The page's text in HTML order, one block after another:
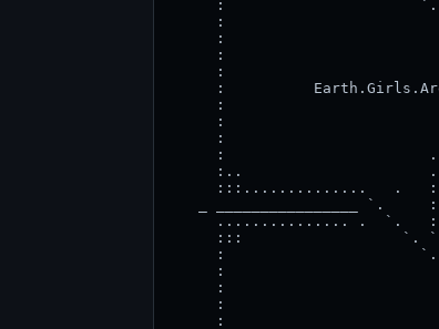
:
:
:
:
:
:
:
:
:
:
:..
:::..............   .
_ ________________ `.
............... .  `.
:::                  `.
:
:
:
:
: